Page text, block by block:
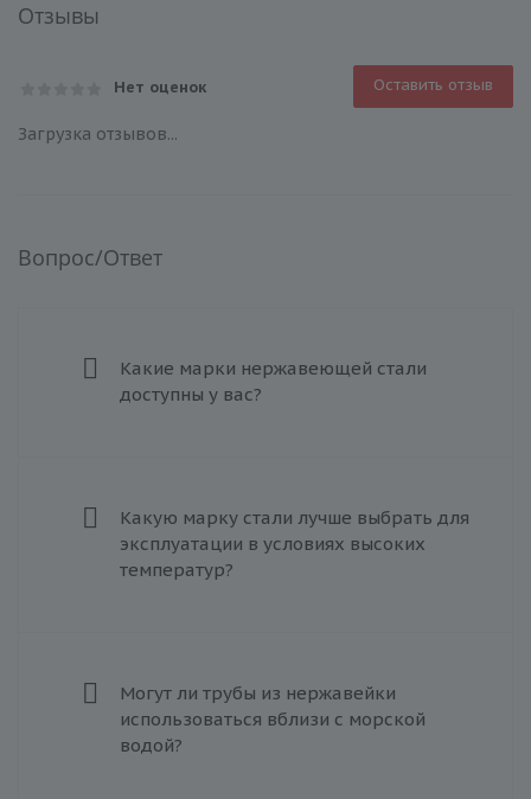
Отзывы
Нет оценок Оставить отзыв
Загрузка отзывов...
Вопрос/Ответ
Какие марки нержавеющей стали
доступны у вас?
Какую марку стали лучше выбрать для
эксплуатации в условиях высоких
температур?
Могут ли трубы из нержавейки
использоваться вблизи с морской
водой?